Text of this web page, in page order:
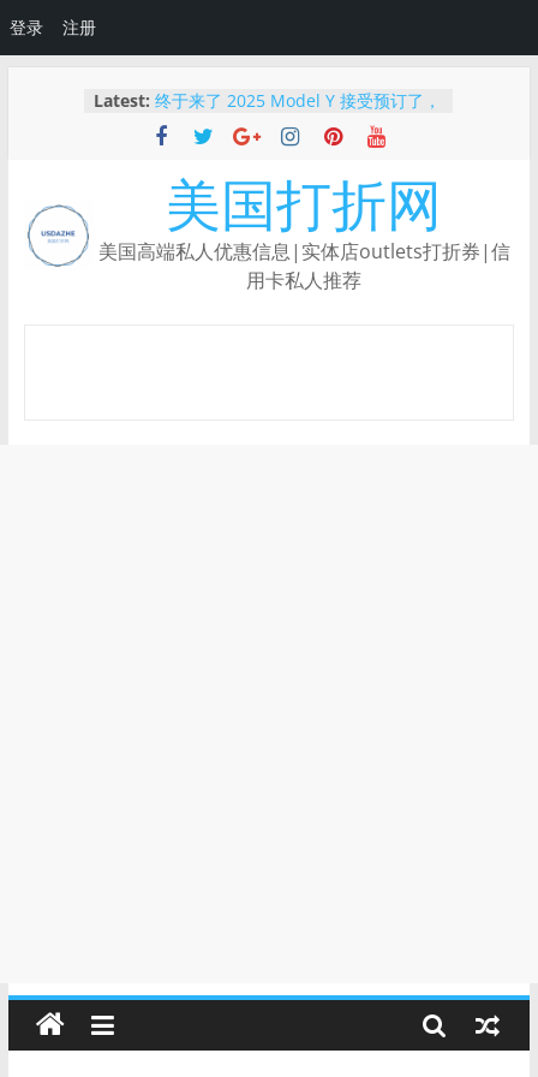
登录 注册
Latest: 终于来了 2025 Model Y 接受预订了，
Tesla最高减$2000刀
2025 最新｜如何免费体验 Tesla 自动
驾驶？使用推荐链接还能领额外优惠！
【限时BUG价】Ulta下单还能叠加
Rakuten返现，新人领$50！
Capital One Shopping：根据你的购
物习惯量身定制的返利神器
💳【重磅新品】Robinhood Gold 信用
美国打折网
美国高端私人优惠信息|实体店outlets打折券|信
用卡私人推荐